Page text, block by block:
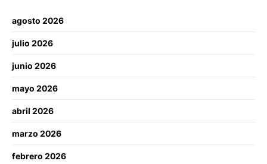
agosto 2026
julio 2026
junio 2026
mayo 2026
abril 2026
marzo 2026
febrero 2026